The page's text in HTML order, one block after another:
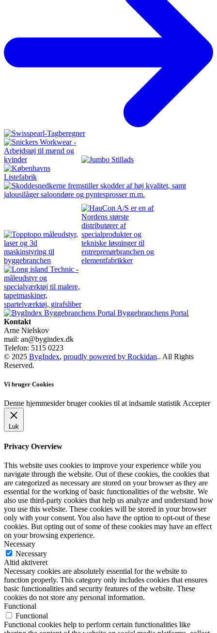
Byggebranchens Portal
Kontakt
Arne Nielskov
mail: an@bygindex.dk
Telefon: 5115 0223
© 2025 BygIndex, proudly powered by Rockidan.. All Rights
Reserved.
Vi bruger Cookies
Denne hjemmesider bruger cookies til at indsamle statistik Accepter
Luk
Privacy Overview
This website uses cookies to improve your experience while you
navigate through the website. Out of these cookies, the cookies that
are categorized as necessary are stored on your browser as they are
essential for the working of basic functionalities of the website. We
also use third-party cookies that help us analyze and understand how
you use this website. These cookies will be stored in your browser
only with your consent. You also have the option to opt-out of these
cookies. But opting out of some of these cookies may have an effect
on your browsing experience.
Necessary
Necessary
Altid aktiveret
Necessary cookies are absolutely essential for the website to
function properly. This category only includes cookies that ensures
basic functionalities and security features of the website. These
cookies do not store any personal information.
Functional
Functional
Functional cookies help to perform certain functionalities like